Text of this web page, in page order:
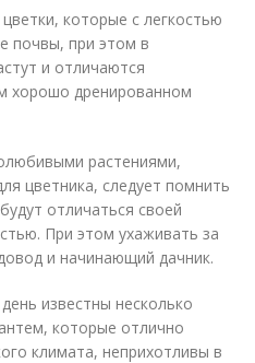
которые с легкостью
почвы, при этом в
и отличаются
хорошо дренированном
растениями,
цветника, следует помнить
отличаться своей
При этом ухаживать за
и начинающий дачник.
известны несколько
которые отлично
климата, неприхотливы в